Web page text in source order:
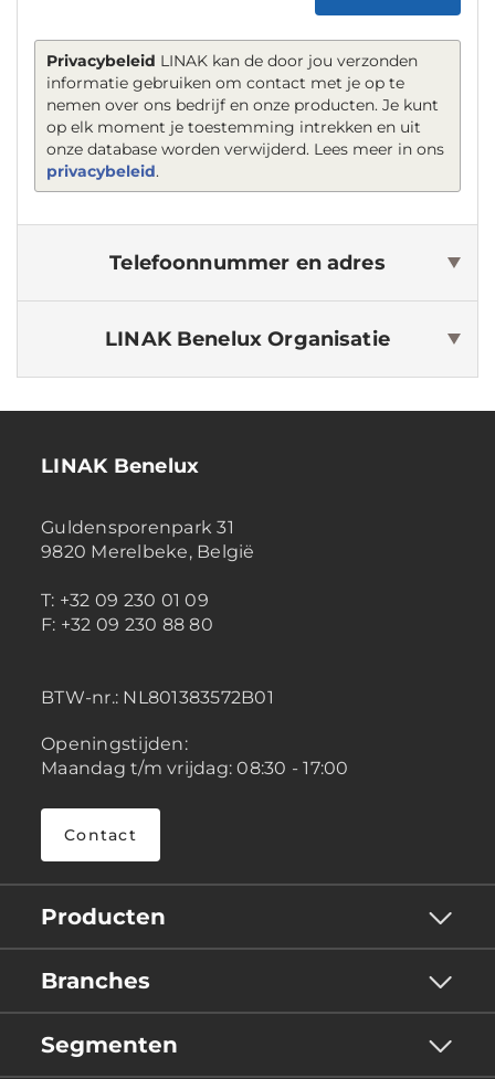
Privacybeleid LINAK kan de door jou verzonden
informatie gebruiken om contact met je op te
nemen over ons bedrijf en onze producten. Je kunt
op elk moment je toestemming intrekken en uit
onze database worden verwijderd. Lees meer in ons
privacybeleid.
Telefoonnummer en adres
LINAK BeneluxOrganisatie
LINAK Benelux
Guldensporenpark 31
9820 Merelbeke, België
T: +32 09 230 01 09
F: +32 09 230 88 80
BTW-nr.: NL801383572B01
Openingstijden:
Maandag t/m vrijdag: 08:30 - 17:00
Contact
Producten
Branches
Segmenten